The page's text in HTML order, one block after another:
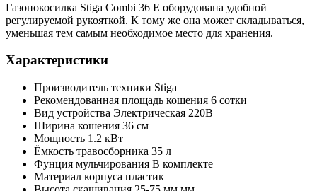
Газонокосилка Stiga Combi 36 E оборудована удобной
регулируемой рукояткой. К тому же она может складываться,
уменьшая тем самым необходимое место для хранения.
Характеристики
Производитель техники Stiga
Рекомендованная площадь кошения 6 сотки
Вид устройства Электрическая 220В
Ширина кошения 36 см
Мощность 1.2 кВт
Ёмкость травосборника 35 л
Фунция мульчирования В комплекте
Материал корпуса пластик